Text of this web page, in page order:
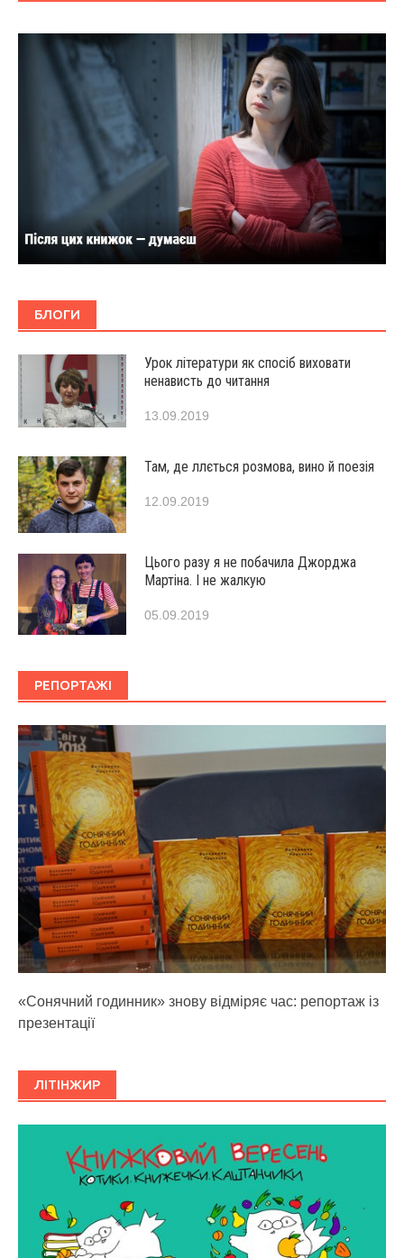
БЛОГИ
Урок літератури як спосіб виховати
ненависть до читання
13.09.2019
Там, де ллється розмова, вино й поезія
12.09.2019
Цього разу я не побачила Джорджа
Мартіна. І не жалкую
05.09.2019
РЕПОРТАЖІ
«Сонячний годинник» знову відміряє час: репортаж із
презентації
ЛІТІНЖИР